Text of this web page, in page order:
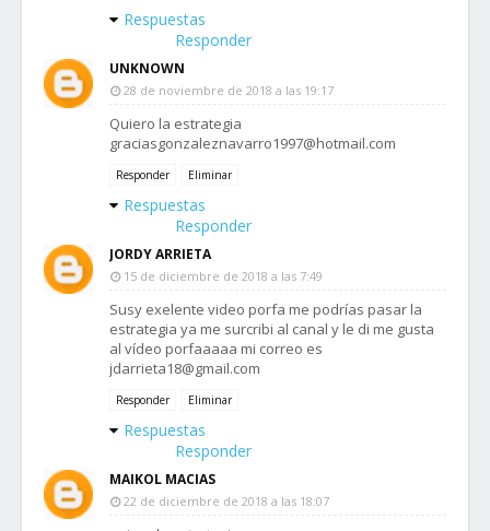
Respuestas
Responder
UNKNOWN
28 de noviembre de 2018 a las 19:17
Quiero la estrategia
graciasgonzaleznavarro1997@hotmail.com
Responder Eliminar
Respuestas
Responder
JORDY ARRIETA
15 de diciembre de 2018 a las 7:49
Susy exelente video porfa me podrías pasar la
estrategia ya me surcribi al canal y le di me gusta
al vídeo porfaaaaa mi correo es
jdarrieta18@gmail.com
Responder Eliminar
Respuestas
Responder
MAIKOL MACIAS
22 de diciembre de 2018 a las 18:07